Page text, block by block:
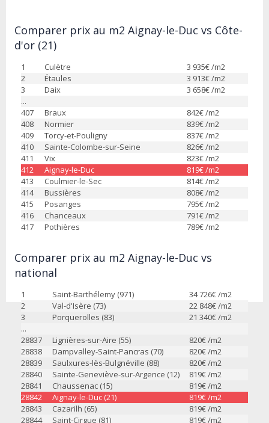
Comparer prix au m2 Aignay-le-Duc vs Côte-
d'or (21)
1 Culètre 3 935€ /m2
2
Étaules 3 913€ /m2
3
Daix 3 658€ /m2
...
407
Braux 842€ /m2
408
Normier 839€ /m2
409
Torcy-et-Pouligny 837€ /m2
410
Sainte-Colombe-sur-Seine 826€ /m2
411
Vix 823€ /m2
412
Aignay-le-Duc 819€ /m2
413
Coulmier-le-Sec 814€ /m2
414
Bussières 808€ /m2
415
Posanges 795€ /m2
416
Chanceaux 791€ /m2
417
Pothières 789€ /m2
Comparer prix au m2 Aignay-le-Duc vs
national
1 Saint-Barthélemy (971) 34 726€ /m2
2
Val-d'Isère (73) 22 848€ /m2
3
Porquerolles (83) 21 340€ /m2
...
28837
Lignières-sur-Aire (55) 820€ /m2
28838
Dampvalley-Saint-Pancras (70) 820€ /m2
28839
Saulxures-lès-Bulgnéville (88) 820€ /m2
28840
Sainte-Geneviève-sur-Argence (12) 819€ /m2
28841
Chaussenac (15) 819€ /m2
28842
Aignay-le-Duc (21) 819€ /m2
28843
Cazarilh (65) 819€ /m2
28844
Saint-Cirgue (81) 819€ /m2